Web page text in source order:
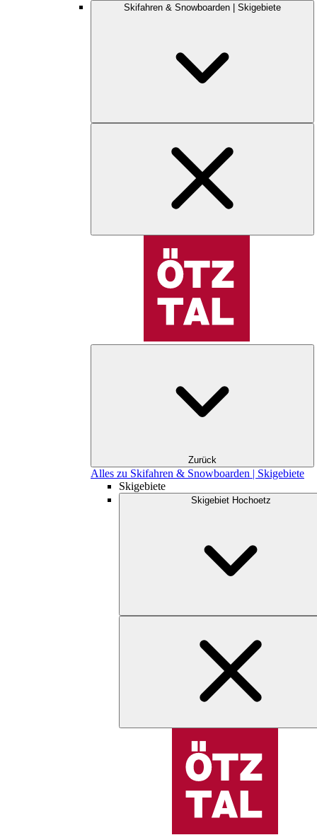
Skifahren & Snowboarden | Skigebiete
Zurück
Alles zu Skifahren & Snowboarden | Skigebiete
Skigebiete
Skigebiet Hochoetz